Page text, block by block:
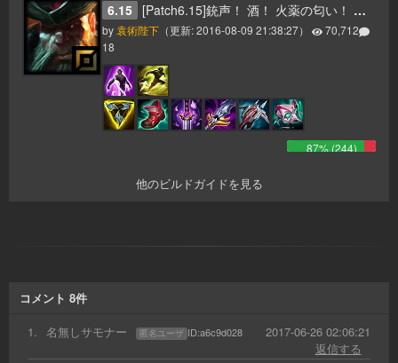
6.15 [Patch6.15]銃声！ 酒！ 火薬の匂い！ そして一斉砲撃のお知らせだ！ ヤーハハーハー！
by 袁術陛下 （更新:2016-08-09 21:38:27）
70,712
18
87% (244)
他のビルドガイドを見る
コメント 8件
1. 名無しサモナー 匿名ユーザ ID:a6c9d028
2017-06-26 02:06:21
返信する